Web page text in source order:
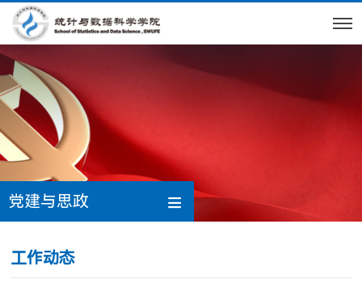
党建与思政
工作动态